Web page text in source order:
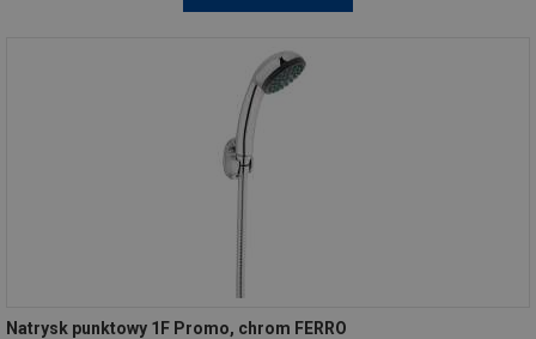
Natrysk punktowy 1F Promo, chrom FERRO